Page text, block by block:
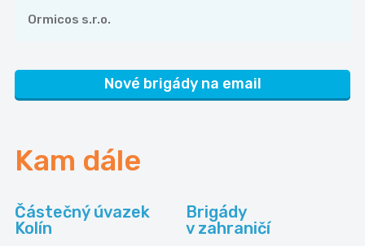
Ormicos s.r.o.
Nové brigády na email
Kam dále
Částečný úvazek
Kolín
Brigády
v zahraničí